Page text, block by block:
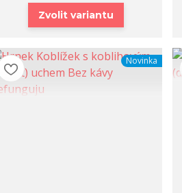
Zvolit variantu
Novinka